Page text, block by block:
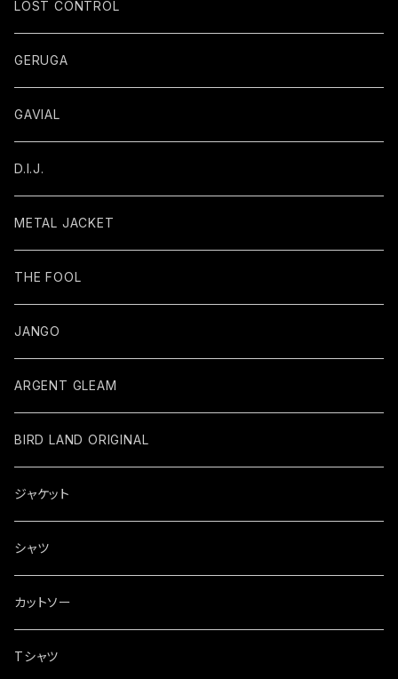
LOST CONTROL
GERUGA
GAVIAL
D.I.J.
METAL JACKET
THE FOOL
JANGO
ARGENT GLEAM
BIRD LAND ORIGINAL
ジャケット
シャツ
カットソー
Tシャツ